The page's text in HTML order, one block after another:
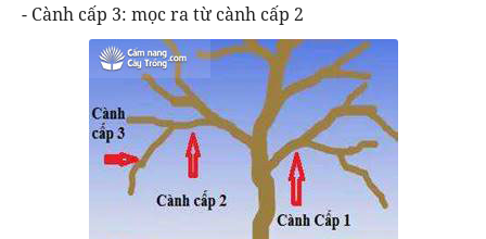
- Cành cấp 3: mọc ra từ cành cấp 2